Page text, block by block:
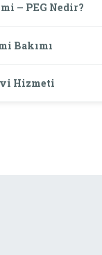
– PEG Nedir?
Bakımı
Hizmeti